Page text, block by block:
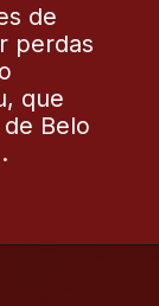
de
perdas
que
Belo